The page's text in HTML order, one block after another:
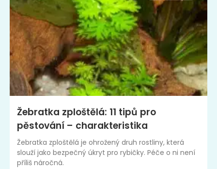
Žebratka zploštělá: 11 tipů pro
pěstování – charakteristika
Žebratka zploštělá je ohrožený druh rostliny, která
slouží jako bezpečný úkryt pro rybičky. Péče o ni není
příliš náročná.